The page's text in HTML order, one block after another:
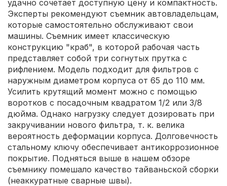
удачно сочетает доступную цену и компактность.
Эксперты рекомендуют съемник автовладельцам,
которые самостоятельно обслуживают свои
машины. Съемник имеет классическую
конструкцию "краб", в которой рабочая часть
представляет собой три согнутых прутка с
рифлением. Модель подходит для фильтров с
наружным диаметром корпуса от 65 до 110 мм.
Усилить крутящий момент можно с помощью
воротков с посадочным квадратом 1/2 или 3/8
дюйма. Однако нагрузку следует дозировать при
закручивании нового фильтра, т. к. велика
вероятность деформации корпуса. Долговечность
стальному ключу обеспечивает антикоррозионное
покрытие. Подняться выше в нашем обзоре
съемнику помешало качество тайваньской сборки
(неаккуратные сварные швы).